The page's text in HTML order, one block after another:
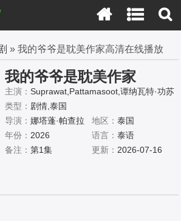
» 我的爷爷是耽美作家高清在线播放
我的爷爷是耽美作家
主演：Suprawat,Pattamasoot,谭纳瓦特·功苏
皖
类型： 剧情,泰国
导演：娜塔蓬·帕查拉
查亚农
地区： 泰国
年份： 2026 语言： 泰语
备注：第1集 更新： 2026-07-16